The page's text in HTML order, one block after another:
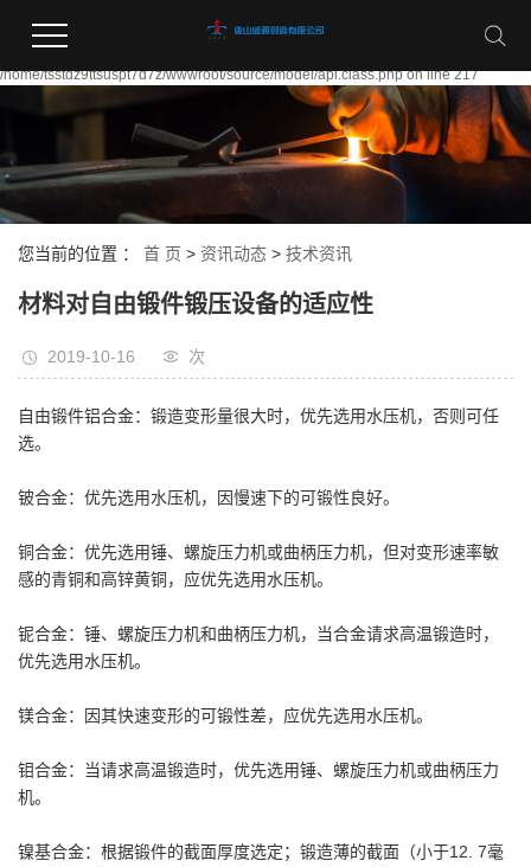
file_put_contents(/home/tsstdz9ttsuspt7d7z/wwwroot/source/cache/
/home/tsstdz9ttsuspt7d7z/wwwroot/source/model/api.class.php on line 217
您当前的位置 ： 首 页 > 资讯动态 > 技术资讯
材料对自由锻件锻压设备的适应性
2019-10-16 次
自由锻件铝合金：锻造变形量很大时，优先选用水压机，否则可任
选。
铍合金：优先选用水压机，因慢速下的可锻性良好。
铜合金：优先选用锤、螺旋压力机或曲柄压力机，但对变形速率敏
感的青铜和高锌黄铜，应优先选用水压机。
铌合金：锤、螺旋压力机和曲柄压力机，当合金请求高温锻造时，
优先选用水压机。
镁合金：因其快速变形的可锻性差，应优先选用水压机。
钼合金：当请求高温锻造时，优先选用锤、螺旋压力机或曲柄压力
机。
镍基合金：根据锻件的截面厚度选定；锻造薄的截面（小于12. 7毫